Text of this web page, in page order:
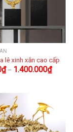
lê xinh xắn cao cấp
₫– 1.400.000₫